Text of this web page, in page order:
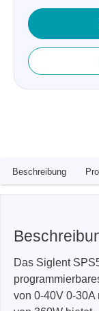
Beschreibung
Das Siglent
von 0-40V 0-30A